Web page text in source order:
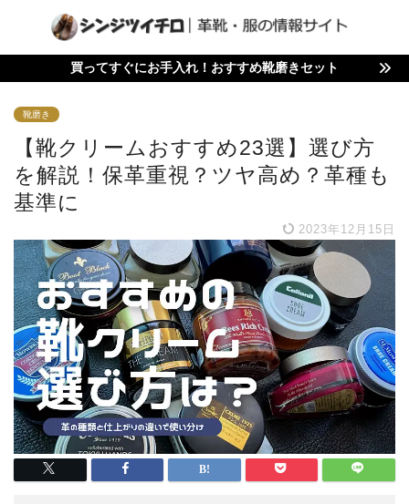
買ってすぐにお手入れ！おすすめ靴磨きセット
靴磨き
【靴クリームおすすめ23選】選び方
を解説！保革重視？ツヤ高め？革種も
基準に
2023年12月15日